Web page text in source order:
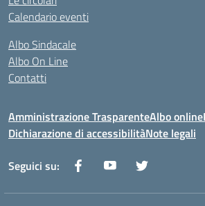
Calendario eventi
Albo Sindacale
Albo On Line
Contatti
Amministrazione TrasparenteAlbo online
Dichiarazione di accessibilitàNote legali
Seguici su: